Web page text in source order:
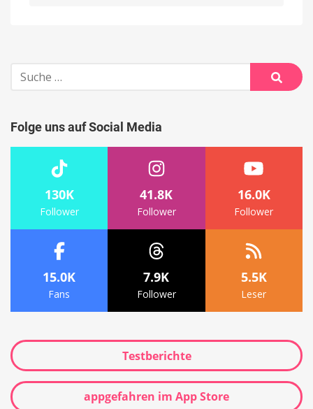
Suche
nach:
Suche
Folge uns auf Social Media
130K
Follower
41.8K
Follower
16.0K
Follower
15.0K
Fans
7.9K
Follower
5.5K
Leser
Testberichte
appgefahren im App Store